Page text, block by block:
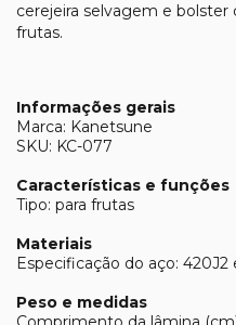
cerejeira selvagem e bolster
frutas.
Informações gerais
Marca: Kanetsune
SKU: KC-077
Características e funções
Tipo: para frutas
Materiais
Especificação do aço: 420J2
Peso e medidas